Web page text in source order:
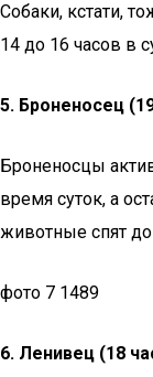
Собаки, кстати,
14 до 16 часов в
5. Броненосец
Броненосцы
время суток, а
животные спят до
фото 7 1489
6. Ленивец (18